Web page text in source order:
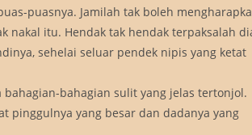
puasnya. Jamilah tak boleh
nakal itu. Hendak tak hendak terpaksalah
sehelai seluar pendek nipis yang ketat
bahagian sulit yang jelas tertonjol.
pinggulnya yang besar dan dadanya yang